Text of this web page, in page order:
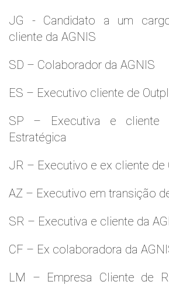
JG - Candidato a um
cliente da AGNIS
SD – Colaborador da AGNIS
ES – Executivo cliente de
SP – Executiva e cliente
Estratégica
JR – Executivo e ex cliente de
AZ – Executivo em transição
SR – Executiva e cliente da
CF – Ex colaboradora da
LM – Empresa Cliente de